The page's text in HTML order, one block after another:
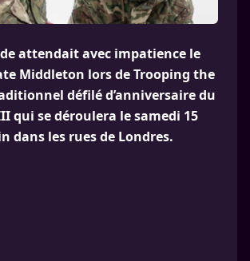
attendait avec impatience le
Middleton lors de Trooping the
défilé d’anniversaire du
qui se déroulera le samedi 15
dans les rues de Londres.